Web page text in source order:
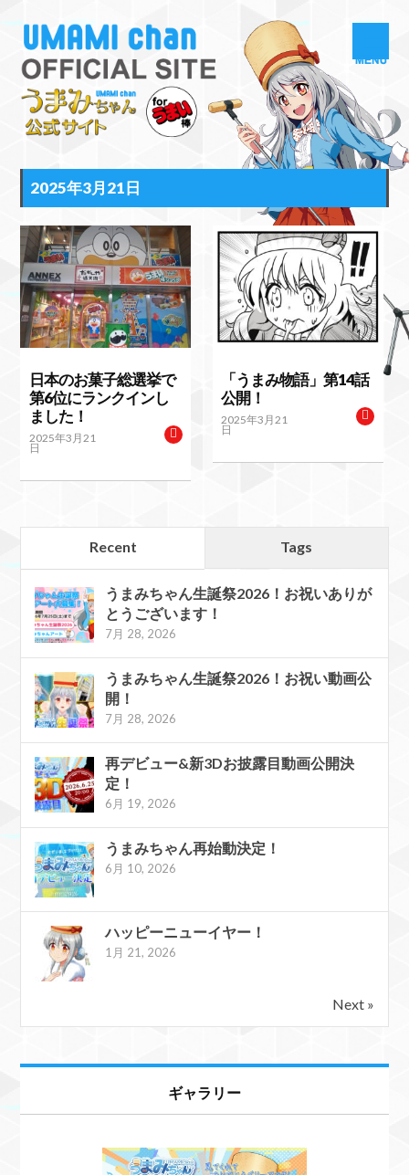
2025年3月21日
日本のお菓子総選挙で
第6位にランクインし
ました！
2025年3月21
日
「うまみ物語」第14話
公開！
2025年3月21
日
Recent Tags
うまみちゃん生誕祭2026！お祝いありが
とうございます！
7月 28, 2026
うまみちゃん生誕祭2026！お祝い動画公
開！
7月 28, 2026
再デビュー&新3Dお披露目動画公開決
定！
6月 19, 2026
うまみちゃん再始動決定！
6月 10, 2026
ハッピーニューイヤー！
1月 21, 2026
Next »
ギャラリー